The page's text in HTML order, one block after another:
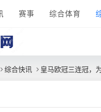
赛事 综合体育
综合快讯 皇马欧冠三连冠，